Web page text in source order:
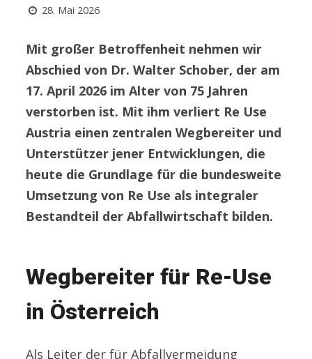
28. Mai 2026
Mit großer Betroffenheit nehmen wir
Abschied von Dr. Walter Schober, der am
17. April 2026 im Alter von 75 Jahren
verstorben ist. Mit ihm verliert Re Use
Austria einen zentralen Wegbereiter und
Unterstützer jener Entwicklungen, die
heute die Grundlage für die bundesweite
Umsetzung von Re Use als integraler
Bestandteil der Abfallwirtschaft bilden.
Wegbereiter für Re-Use
in Österreich
Als Leiter der für Abfallvermeidung